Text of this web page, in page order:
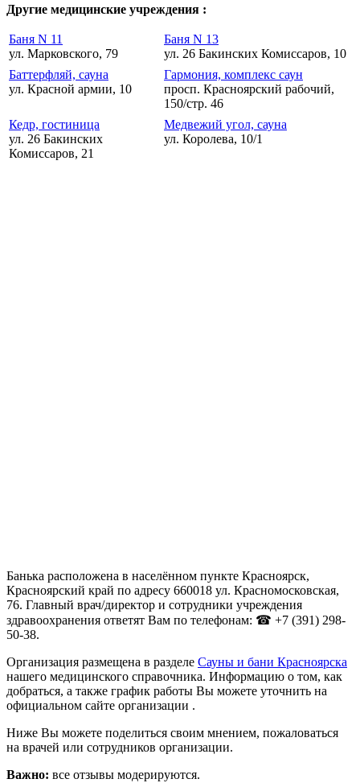
Другие медицинские учреждения :
Баня N 11
ул. Марковского, 79
Баня N 13
ул. 26 Бакинских Комиссаров, 10
Баттерфляй, сауна
ул. Красной армии, 10
Гармония, комплекс саун
просп. Красноярский рабочий,
150/стр. 46
Кедр, гостиница
ул. 26 Бакинских
Комиссаров, 21
Медвежий угол, сауна
ул. Королева, 10/1
Банька расположена в населённом пункте Красноярск,
Красноярский край по адресу 660018 ул. Красномосковская,
76. Главный врач/директор и сотрудники учреждения
здравоохранения ответят Вам по телефонам: ☎ +7 (391) 298-
50-38.
Организация размещена в разделе Сауны и бани Красноярска
нашего медицинского справочника. Информацию о том, как
добраться, а также график работы Вы можете уточнить на
официальном сайте организации .
Ниже Вы можете поделиться своим мнением, пожаловаться
на врачей или сотрудников организации.
Важно: все отзывы модерируются.